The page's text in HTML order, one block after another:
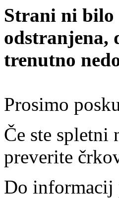
Strani ni bilo
odstranjena,
trenutno
Prosimo
Če ste
preverite
Do informacij